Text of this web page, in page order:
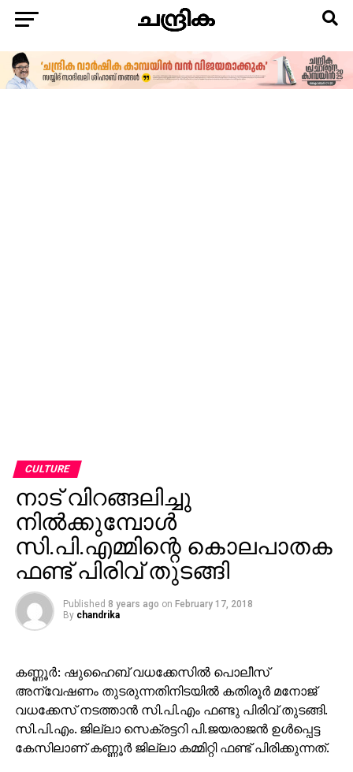
CULTURE
നാട് വിറങ്ങലിച്ചു
നില്‍ക്കുമ്പോള്‍
സി.പി.എമ്മിന്റെ കൊലപാതക
ഫണ്ട് പിരിവ് തുടങ്ങി
Published 8 years ago on February 17, 2018
By chandrika
കണ്ണൂര്‍: ഷുഹൈബ് വധക്കേസില്‍ പൊലീസ്
അന്വേഷണം തുടരുന്നതിനിടയില്‍ കതിരൂര്‍ മനോജ്
വധക്കേസ് നടത്താന്‍ സി.പി.എം ഫണ്ടു പിരിവ് തുടങ്ങി.
സി.പി.എം. ജില്ലാ സെക്രട്ടറി പി.ജയരാജന്‍ ഉള്‍പ്പെട്ട
കേസിലാണ് കണ്ണൂര്‍ ജില്ലാ കമ്മിറ്റി ഫണ്ട് പിരിക്കുന്നത്.